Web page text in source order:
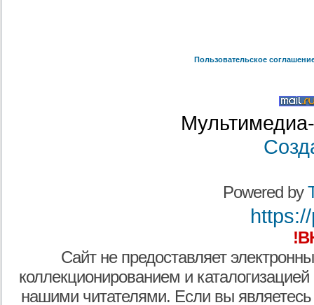
Пользовательское
Powered by
Сайт не предоставляет
коллекционированием и
нашими читателями. Если вы являетесь